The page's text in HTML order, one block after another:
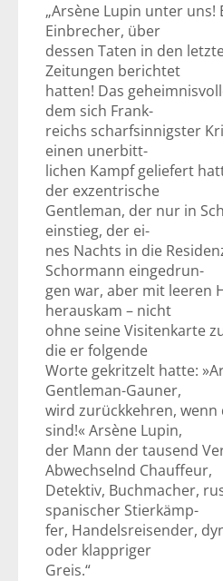
„Arsène Lupin unter
Einbrecher, über
dessen Taten in den
Zeitungen berichtet
hatten! Das
dem sich Frank-
reichs scharfsinnigster
einen unerbitt-
lichen Kampf geliefert
der exzentrische
Gentleman, der nur in
einstieg, der ei-
nes Nachts in die
Schormann eingedrun-
gen war, aber mit leeren
herauskam – nicht
ohne seine Visitenkarte
die er folgende
Worte gekritzelt hatte:
Gentleman-Gauner,
wird zurückkehren, wenn
sind!« Arsène Lupin,
der Mann der tausend
Abwechselnd Chauffeur,
Detektiv, Buchmacher,
spanischer Stierkämp-
fer, Handelsreisender,
oder klappriger
Greis.“